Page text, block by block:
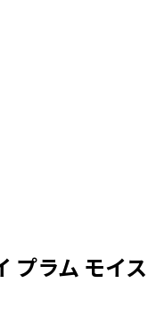
プラム モイ